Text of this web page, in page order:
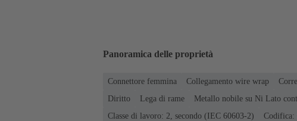
Panoramica delle proprietà
Connettore femmina Collegamento wire wrap
Diritto
Lega di rame
Metallo nobile su Ni Lato
Classe di lavoro: 2, secondo (IEC 60603-2)
Codifica: